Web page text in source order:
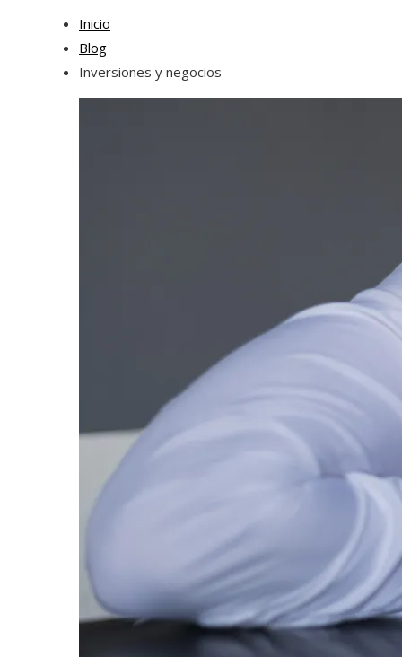
Inicio
Blog
Inversiones y negocios